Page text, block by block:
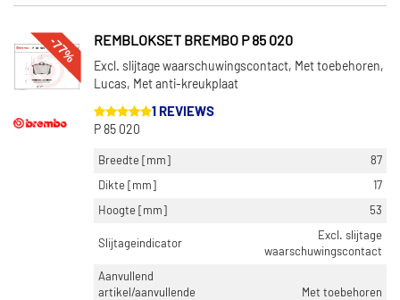
Geperforeerd (370)
Gekerft (297)
BUITENDIAMETER [MM]
355 (167)
REMSCHIJFDIKTE [MM]
-77% REMBLOKSET BREMBO P 85 020
Excl. slijtage waarschuwingscontact, Met toebehoren,
Lucas, Met anti-kreukplaat
1 REVIEWS
P 85 020
Breedte [mm]
87
Dikte [mm]
17
Hoogte [mm]
53
Slijtageindicator
Excl. slijtage
waarschuwingscontact
Aanvullend
artikel/aanvullende
Met toebehoren